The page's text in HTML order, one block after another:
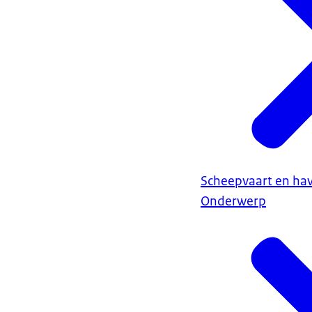
Scheepvaart en
Onderwerp